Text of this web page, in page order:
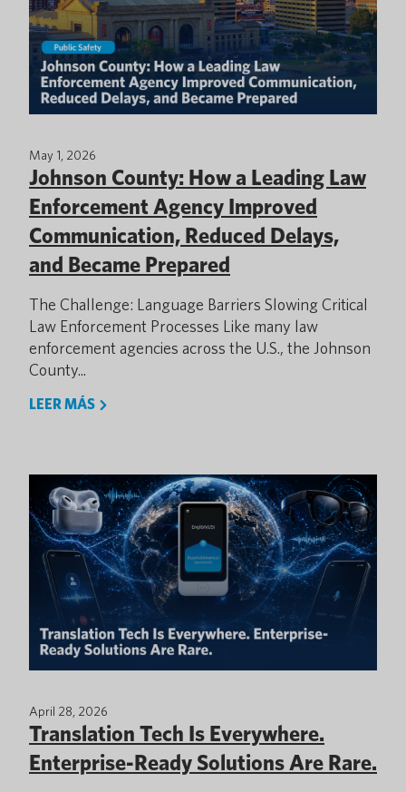
May 1, 2026
Johnson County: How a Leading Law
Enforcement Agency Improved
Communication, Reduced Delays,
and Became Prepared
The Challenge: Language Barriers Slowing Critical
Law Enforcement Processes Like many law
enforcement agencies across the U.S., the Johnson
County...
LEER MÁS
April 28, 2026
Translation Tech Is Everywhere.
Enterprise-Ready Solutions Are Rare.